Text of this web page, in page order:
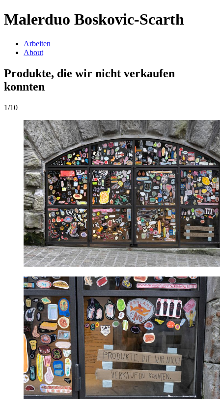
Malerduo Boskovic-Scarth
Arbeiten
About
Produkte, die wir nicht verkaufen
konnten
1/10